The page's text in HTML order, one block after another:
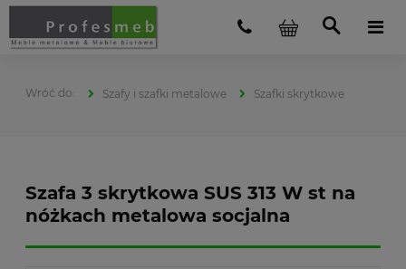
Szafy i szafki metalowe Szafki skrytkowe
Szafa 3 skrytkowa SUS 313 W st na
nóżkach metalowa socjalna